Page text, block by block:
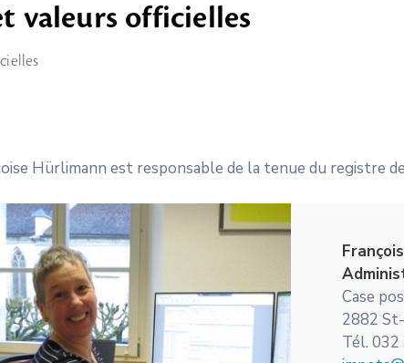
valeurs officielles
Hürlimann est responsable de la tenue du registre
Case
2882
Tél.